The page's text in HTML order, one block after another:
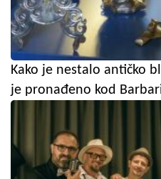
Kako je nestalo antičko
je pronađeno kod